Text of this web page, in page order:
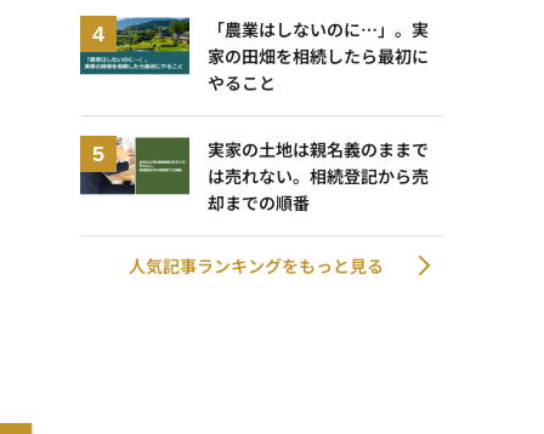
「農業はしないのに…」。実
家の田畑を相続したら最初に
やること
実家の土地は親名義のままで
は売れない。相続登記から売
却までの順番
人気記事ランキングをもっと見る